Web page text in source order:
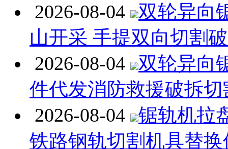
2026-08-04
双轮异向
山开采 手提双向切割
2026-08-04
双轮异向
件代发消防救援破拆
2026-08-04
锯轨机拉
铁路钢轨切割机具替换